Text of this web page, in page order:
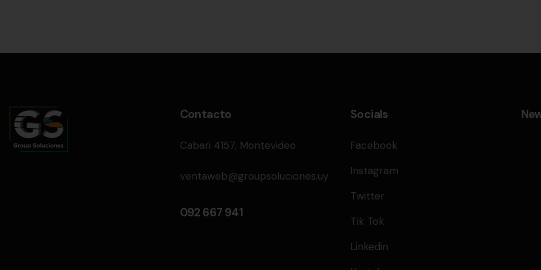
Contacto
Cabari 4157, Montevideo
ventaweb@groupsoluciones.uy
092 667 941
Socials
Facebook
Instagram
Twitter
Tik Tok
Linkedin